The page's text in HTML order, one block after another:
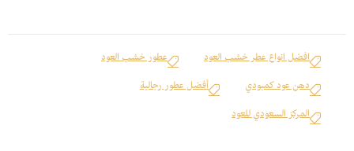
افضل انواع عطر خشب العود
عطور خشب العود
دهن عود كمبودي
أفضل عطور رجالية
المركز السعودي للعود